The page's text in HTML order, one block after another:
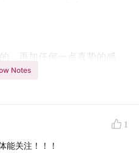
，再加任何一点真挚的感
Notes
1
能关注！！！